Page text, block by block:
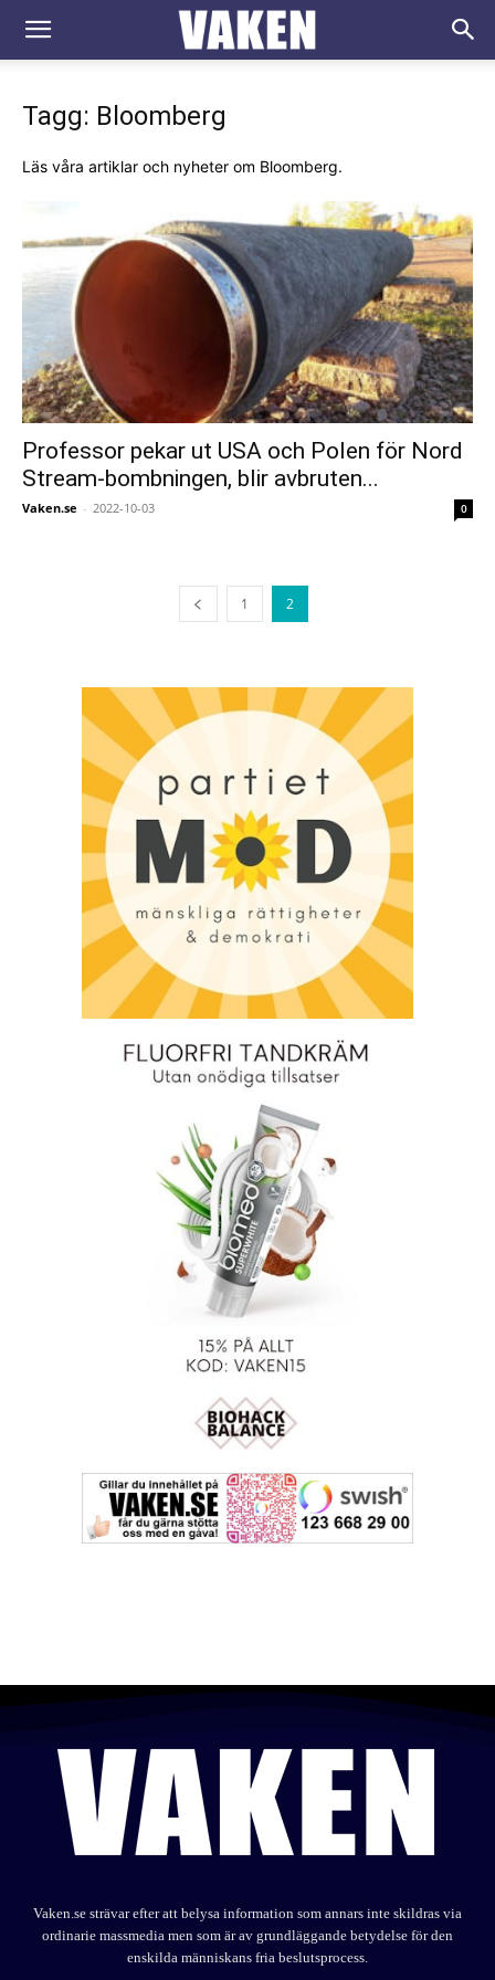
VAKEN.se
Tagg: Bloomberg
Läs våra artiklar och nyheter om Bloomberg.
Professor pekar ut USA och Polen för Nord
Stream-bombningen, blir avbruten...
Vaken.se - 2022-10-03 0
1 2
Vaken.se strävar efter att belysa information som annars inte skildras via
ordinarie massmedia men som är av grundläggande betydelse för den
enskilda människans fria beslutsprocess.